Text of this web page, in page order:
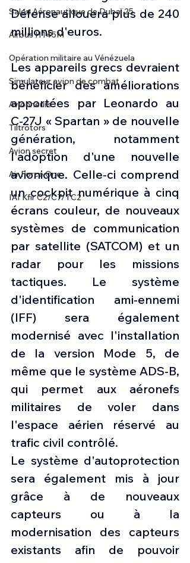
Salon Aéronautique de Dubaï 25
Airbus H145M
Opération militaire au Vénézuela
Simulateur avion de combat
Avionneurs
Tiltrotors
Avion secret
Air Force One
IAI Kfir C2/C7/TC2
Défense allouera plus de 240
millions d'euros.
Les appareils grecs devraient
bénéficier des améliorations
apportées par Leonardo au
C-27J « Spartan » de nouvelle
génération, notamment
l'adoption d'une nouvelle
avionique. Celle-ci comprend
un cockpit numérique à cinq
écrans couleur, de nouveaux
systèmes de communication
par satellite (SATCOM) et un
radar pour les missions
tactiques. Le système
d'identification ami-ennemi
(IFF) sera également
modernisé avec l'installation
de la version Mode 5, de
même que le système ADS-B,
qui permet aux aéronefs
militaires de voler dans
l'espace aérien réservé au
trafic civil contrôlé.
Le système d'autoprotection
sera également mis à jour
grâce à de nouveaux
capteurs ou à la
modernisation des capteurs
existants afin de pouvoir